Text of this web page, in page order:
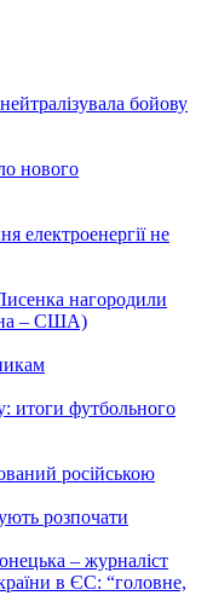
бойову
нового
електроенергії не
нагородили
– США)
итоги футбольного
російською
розпочати
– журналіст
в ЄС: “головне,